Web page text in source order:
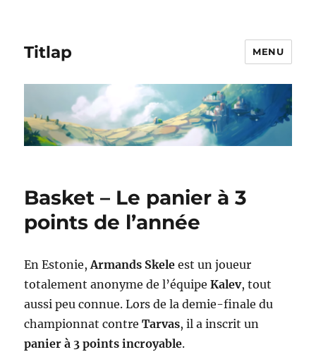
Titlap MENU
Basket – Le panier à 3
points de l’année
En Estonie,Armands Skele est un joueur
totalement anonyme de l’équipeKalev, tout
aussi peu connue. Lors de la demie-finale du
championnat contreTarvas, il a inscrit un
panier à 3 points incroyable.